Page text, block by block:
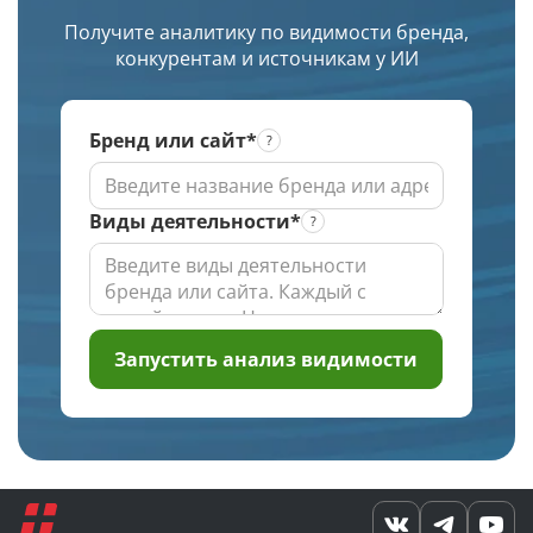
глубине
проверки
Получите аналитику по видимости бренда,
конкурентам и источникам у ИИ
Бренд или сайт*
Виды деятельности*
Запустить анализ видимости